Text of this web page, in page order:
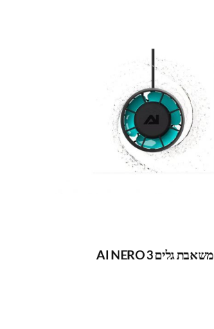
משאבת גלים AI NERO 3